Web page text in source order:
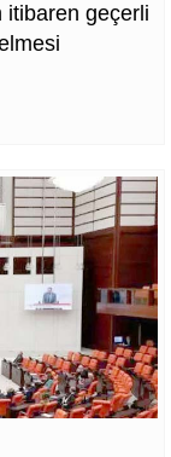
itibaren geçerli